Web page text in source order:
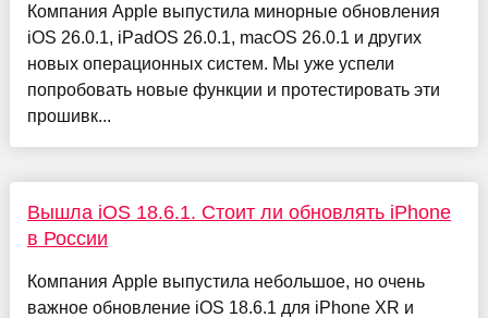
Компания Apple выпустила минорные обновления
iOS 26.0.1, iPadOS 26.0.1, macOS 26.0.1 и других
новых операционных систем. Мы уже успели
попробовать новые функции и протестировать эти
прошивк...
Вышла iOS 18.6.1. Стоит ли обновлять iPhone
в России
Компания Apple выпустила небольшое, но очень
важное обновление iOS 18.6.1 для iPhone XR и